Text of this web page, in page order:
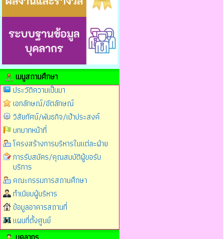
เมนูสถานศึกษา
ประวัติความเป็นมา
เอกลักษณ์/อัตลักษณ์
วิสัยทัศน์/พันธกิจ/เป้าประสงค์
บทบาทหน้าที่
โครงสร้างการบริหารในแต่ละฝ่าย
การรับสมัคร/คุณสมบัติผู้ขอรับ
บริการ
คณะกรรมการสถานศึกษา
ทำเนียบผู้บริหาร
ข้อมูลอาคารสถานที่
แผนที่ตั้งศูนย์